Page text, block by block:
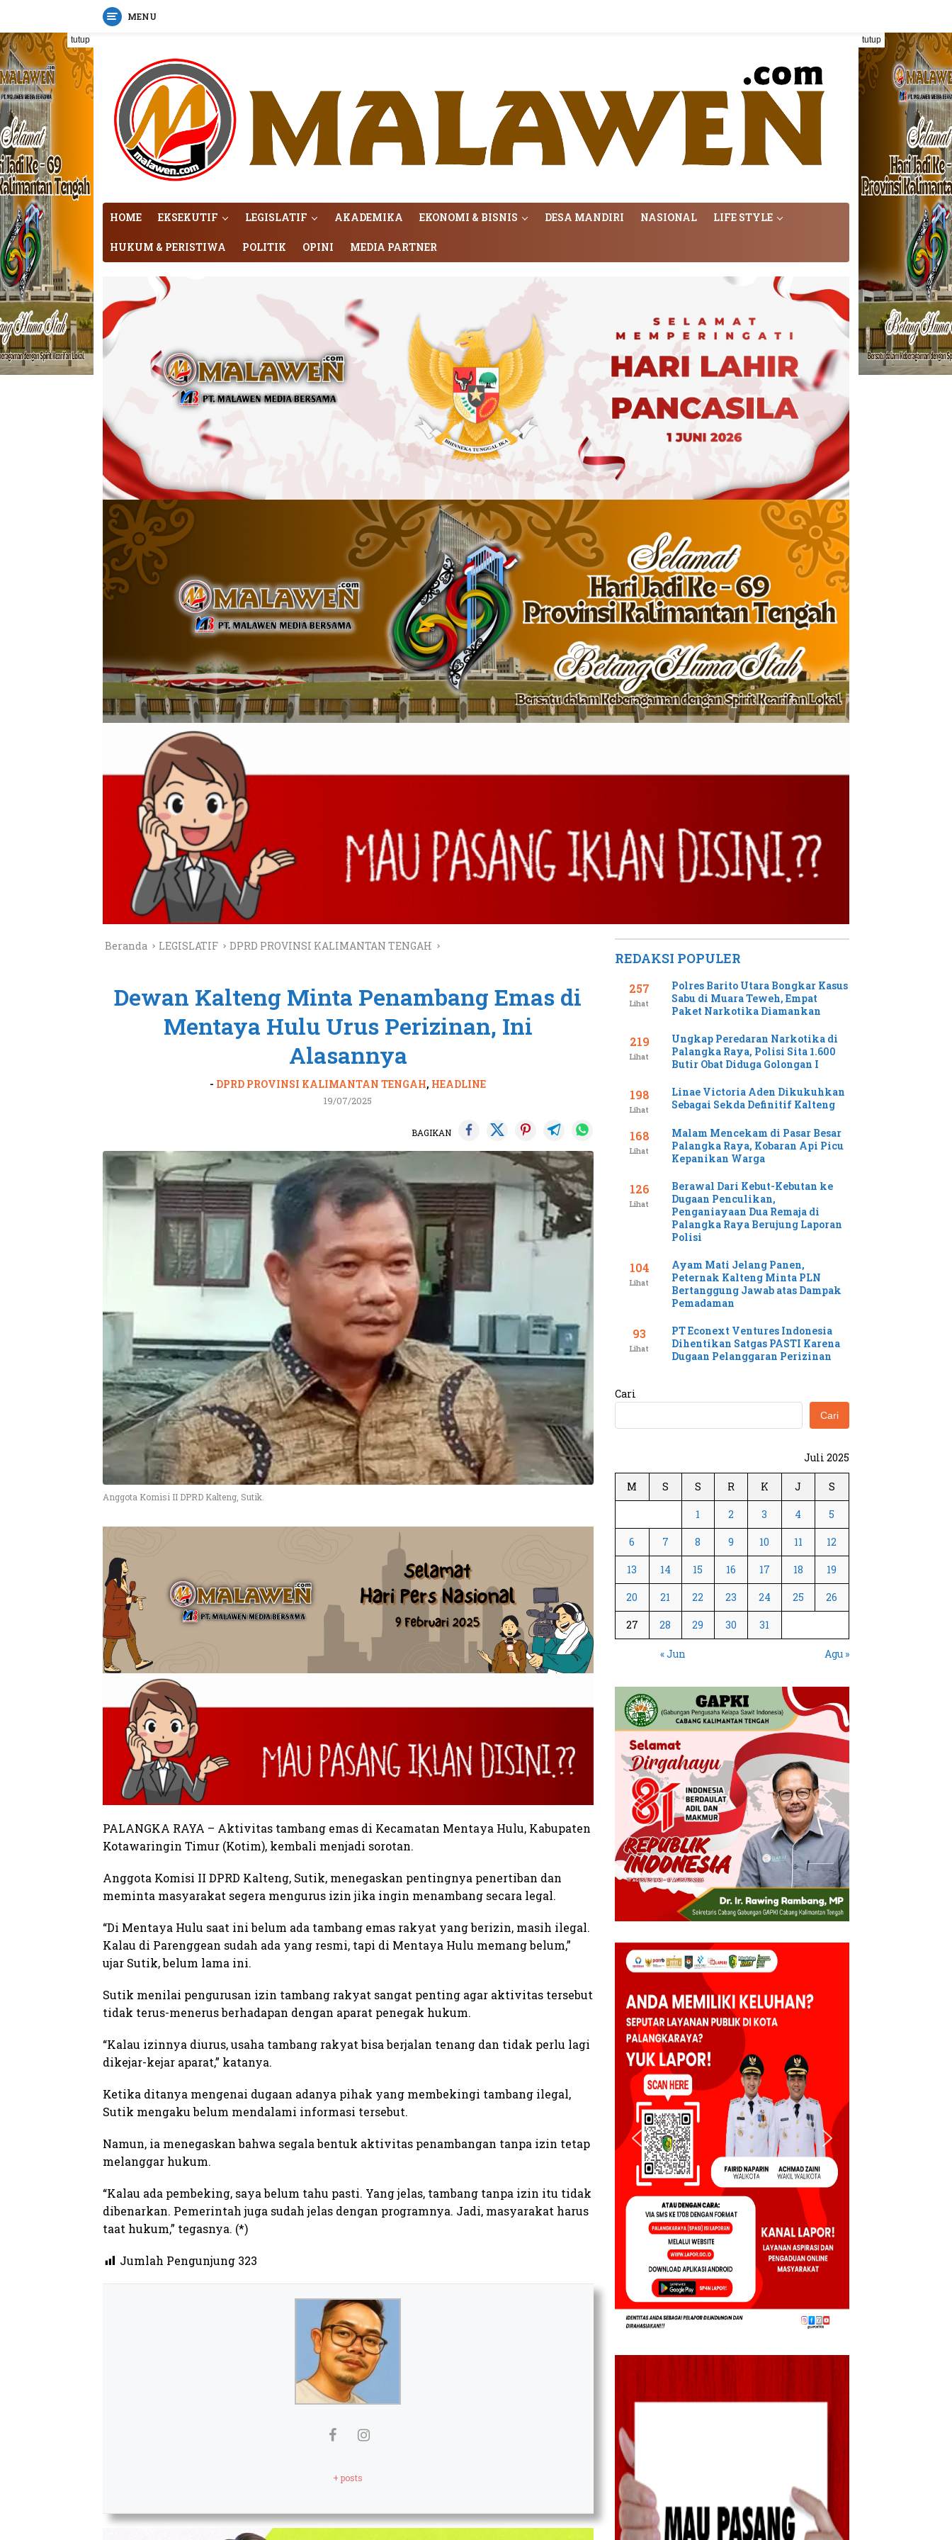
Langsung
ke
konten
MENU
tutup tutup
HOME EKSEKUTIF LEGISLATIF AKADEMIKA EKONOMI & BISNIS DESA MANDIRI NASIONAL LIFE STYLE
HUKUM & PERISTIWA POLITIK OPINI MEDIA PARTNER
Beranda LEGISLATIF DPRD PROVINSI KALIMANTAN TENGAH
Dewan Kalteng Minta Penambang Emas di
Mentaya Hulu Urus Perizinan, Ini
Alasannya
- DPRD PROVINSI KALIMANTAN TENGAH, HEADLINE
19/07/2025
BAGIKAN
Anggota Komisi II DPRD Kalteng, Sutik.
PALANGKA RAYA – Aktivitas tambang emas di Kecamatan Mentaya Hulu, Kabupaten
Kotawaringin Timur (Kotim), kembali menjadi sorotan.
Anggota Komisi II DPRD Kalteng, Sutik, menegaskan pentingnya penertiban dan
meminta masyarakat segera mengurus izin jika ingin menambang secara legal.
“Di Mentaya Hulu saat ini belum ada tambang emas rakyat yang berizin, masih ilegal.
Kalau di Parenggean sudah ada yang resmi, tapi di Mentaya Hulu memang belum,”
ujar Sutik, belum lama ini.
Sutik menilai pengurusan izin tambang rakyat sangat penting agar aktivitas tersebut
tidak terus-menerus berhadapan dengan aparat penegak hukum.
“Kalau izinnya diurus, usaha tambang rakyat bisa berjalan tenang dan tidak perlu lagi
dikejar-kejar aparat,” katanya.
Ketika ditanya mengenai dugaan adanya pihak yang membekingi tambang ilegal,
Sutik mengaku belum mendalami informasi tersebut.
Namun, ia menegaskan bahwa segala bentuk aktivitas penambangan tanpa izin tetap
melanggar hukum.
“Kalau ada pembeking, saya belum tahu pasti. Yang jelas, tambang tanpa izin itu tidak
dibenarkan. Pemerintah juga sudah jelas dengan programnya. Jadi, masyarakat harus
taat hukum,” tegasnya. (*)
Jumlah Pengunjung 323
+ posts
REDAKSI POPULER
257
Lihat
Polres Barito Utara Bongkar Kasus
Sabu di Muara Teweh, Empat
Paket Narkotika Diamankan
219
Lihat
Ungkap Peredaran Narkotika di
Palangka Raya, Polisi Sita 1.600
Butir Obat Diduga Golongan I
198
Lihat
Linae Victoria Aden Dikukuhkan
Sebagai Sekda Definitif Kalteng
168
Lihat
Malam Mencekam di Pasar Besar
Palangka Raya, Kobaran Api Picu
Kepanikan Warga
126
Lihat
Berawal Dari Kebut-Kebutan ke
Dugaan Penculikan,
Penganiayaan Dua Remaja di
Palangka Raya Berujung Laporan
Polisi
104
Lihat
Ayam Mati Jelang Panen,
Peternak Kalteng Minta PLN
Bertanggung Jawab atas Dampak
Pemadaman
93
Lihat
PT Econext Ventures Indonesia
Dihentikan Satgas PASTI Karena
Dugaan Pelanggaran Perizinan
Cari
Cari
Juli 2025
M S S R K J S
1 2 3 4 5
6 7 8 9 10 11 12
13 14 15 16 17 18 19
20 21 22 23 24 25 26
27 28 29 30 31
« Jun Agu »